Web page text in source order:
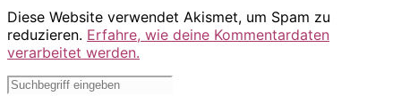
Diese Website verwendet Akismet, um Spam zu
reduzieren. Erfahre, wie deine Kommentardaten
verarbeitet werden.